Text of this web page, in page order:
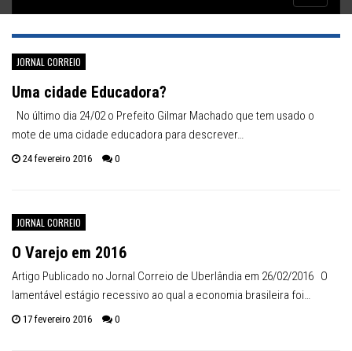
JORNAL CORREIO
Uma cidade Educadora?
No último dia 24/02 o Prefeito Gilmar Machado que tem usado o
mote de uma cidade educadora para descrever…
24 fevereiro 2016 0
JORNAL CORREIO
O Varejo em 2016
Artigo Publicado no Jornal Correio de Uberlândia em 26/02/2016 O
lamentável estágio recessivo ao qual a economia brasileira foi…
17 fevereiro 2016 0